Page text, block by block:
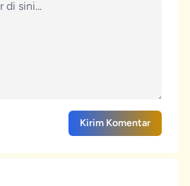
Kirim Komentar